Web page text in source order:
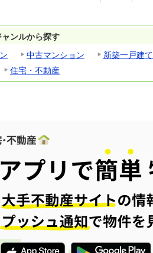
ンルから探す
中古マンション 新築一戸建て
住宅・不動産